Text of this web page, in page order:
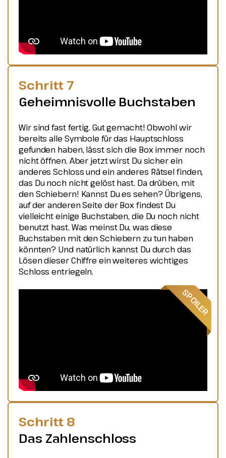
Schritt 7
Geheimnisvolle Buchstaben
Wir sind fast fertig. Gut gemacht! Obwohl wir
bereits alle Symbole für das Hauptschloss
gefunden haben, lässt sich die Box immer noch
nicht öffnen. Aber jetzt wirst Du sicher ein
anderes Schloss und ein anderes Rätsel finden,
das Du noch nicht gelöst hast. Da drüben, mit
den Schiebern! Kannst Du es sehen? Übrigens,
auf der anderen Seite der Box findest Du
vielleicht einige Buchstaben, die Du noch nicht
benutzt hast. Was meinst Du, was diese
Buchstaben mit den Schiebern zu tun haben
könnten? Und natürlich kannst Du durch das
Lösen dieser Chiffre ein weiteres wichtiges
Schloss entriegeln.
Schritt 8
Das Zahlenschloss